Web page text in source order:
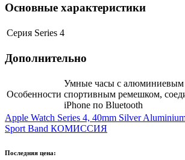
Основные характеристики
Серия Series 4
Дополнительно
Особенности
Умные часы с алюминиевым
спортивным ремешком,
iPhone по Bluetooth
Apple Watch Series 4, 40mm Silver
Sport Band КОМИССИЯ
Последняя цена: